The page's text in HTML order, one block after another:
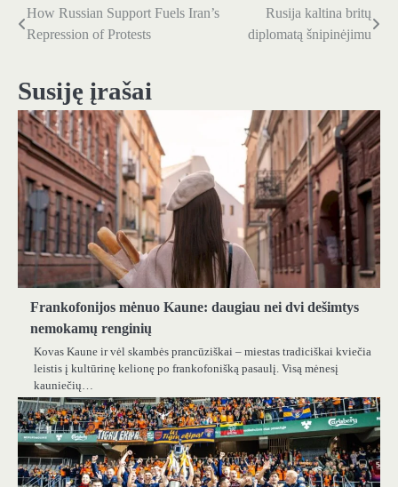
Navigacija
įrašų
How Russian Support Fuels Iran’s
Repression of Protests
Rusija kaltina britų
diplomatą šnipinėjimu
Susiję įrašai
Frankofonijos mėnuo Kaune: daugiau nei dvi dešimtys
nemokamų renginių
Kovas Kaune ir vėl skambės prancūziškai – miestas tradiciškai kviečia
leistis į kultūrinę kelionę po frankofonišką pasaulį. Visą mėnesį
kauniečių…